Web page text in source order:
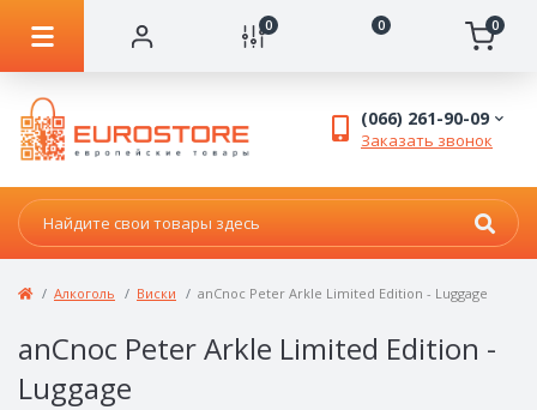
0 0 0
(066) 261-90-09
Заказать звонок
Алкоголь Виски anCnoc Peter Arkle Limited Edition - Luggage
anCnoc Peter Arkle Limited Edition -
Luggage